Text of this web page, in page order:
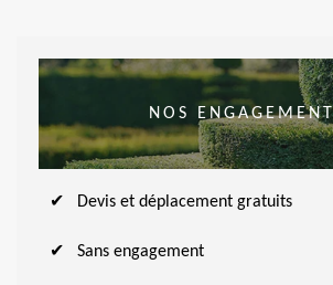
NOS
Devis et déplacement gratuits
Sans engagement